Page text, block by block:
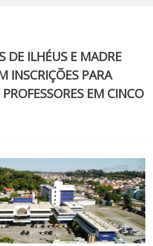
DE ILHÉUS E MADRE
INSCRIÇÕES PARA
EM CINCO